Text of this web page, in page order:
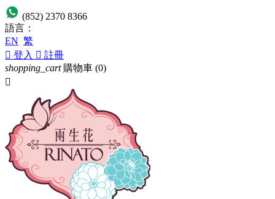
(852) 2370 8366
語言：
EN 繁
 登入  註冊
shopping_cart 購物車 (0)
